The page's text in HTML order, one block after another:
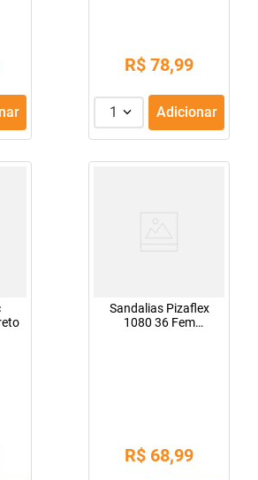
R$ 78,99
1 Adicionar
Sandalias Pizaflex
1080 36 Fem
R$ 68,99